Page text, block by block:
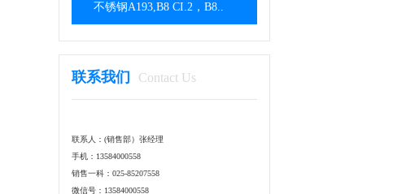
不锈钢A193,B8 CI.2，B8..
联系我们 Contact Us
联系人：(销售部）张经理
手机：13584000558
销售一科：025-85207558
微信号：13584000558